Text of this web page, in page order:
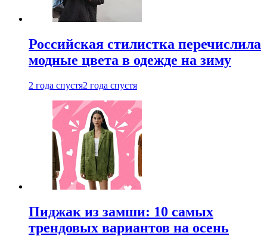
Российская стилистка перечислила
модные цвета в одежде на зиму
2 года спустя2 года спустя
Пиджак из замши: 10 самых
трендовых вариантов на осень